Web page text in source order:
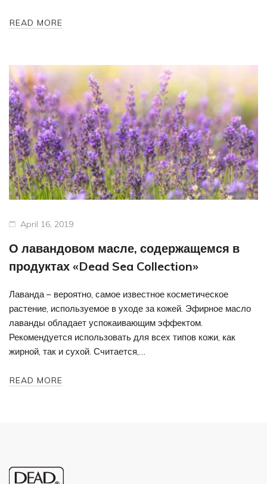
READ MORE
April 16, 2019
О лавандовом масле, содержащемся в
продуктах «Dead Sea Collection»
Лаванда – вероятно, самое известное косметическое
растение, используемое в уходе за кожей. Эфирное масло
лаванды обладает успокаивающим эффектом.
Рекомендуется использовать для всех типов кожи, как
жирной, так и сухой. Считается,…
READ MORE